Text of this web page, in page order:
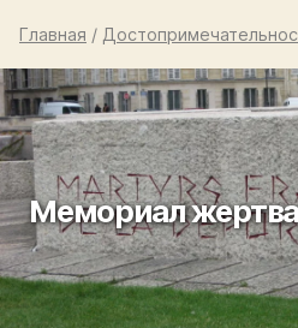
Главная /
Мемориал